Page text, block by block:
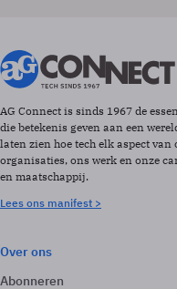
AG Connect is sinds 1967 de
die betekenis geven aan een
laten zien hoe tech elk aspect
organisaties, ons werk en onze
en maatschappij.
Lees ons manifest >
Over ons
Abonneren